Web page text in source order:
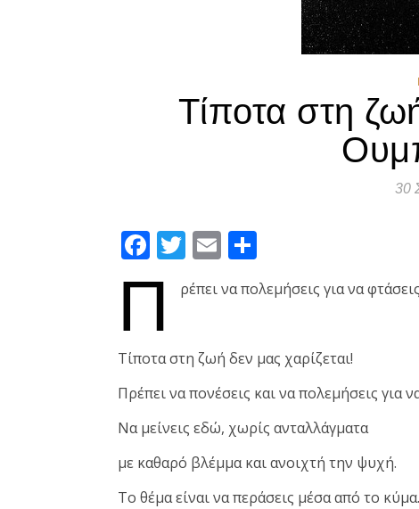
Τίποτα στη
30
Facebook
Twitter
Email
Π ρέπει να πολεμήσεις για να
Τίποτα στη ζωή δεν μας χαρίζεται!
Πρέπει να πονέσεις και να πολεμήσεις για
Να μείνεις εδώ, χωρίς ανταλλάγματα
με καθαρό βλέμμα και ανοιχτή την ψυχή.
Το θέμα είναι να περάσεις μέσα από το κύμα.